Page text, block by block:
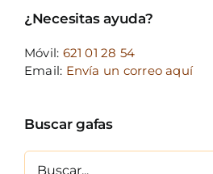
¿Necesitas ayuda?
Móvil: 621 01 28 54
Email: Envía un correo aquí
Buscar gafas